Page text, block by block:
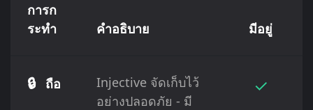
การก
ระทำ
คำอธิบาย มีอยู่
🔒 ถือ
Injective จัดเก็บไว้
อย่างปลอดภัย - มี
✓